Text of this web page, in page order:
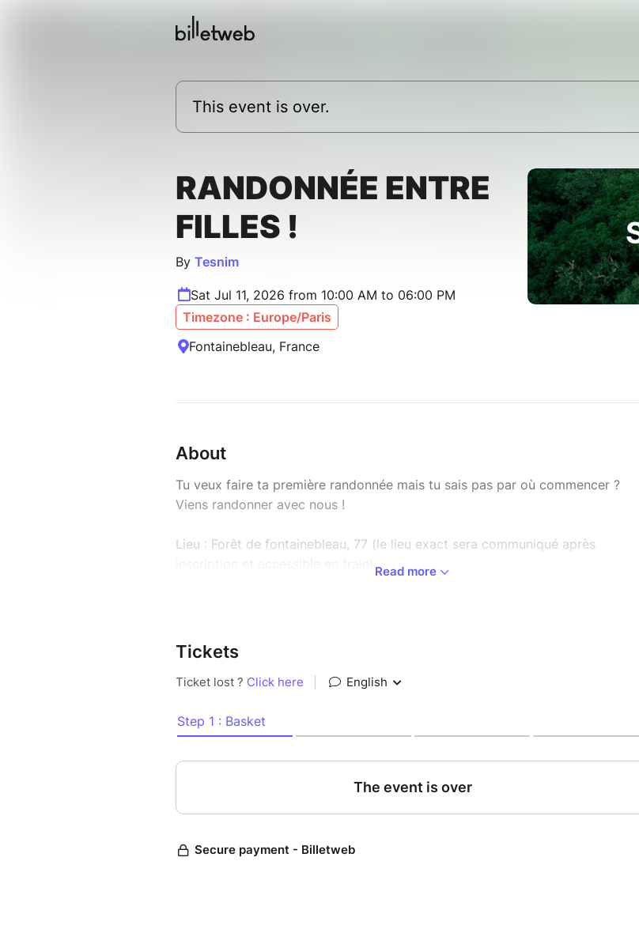
This event is over.
RANDONNÉE ENTRE
FILLES !
By Tesnim
Sat Jul 11, 2026 from 10:00 AM to 06:00 PM
Timezone : Europe/Paris
Fontainebleau, France
About
Tu veux faire ta première randonnée mais tu sais pas par où commencer ?
Viens randonner avec nous !
Lieu : Forêt de fontainebleau, 77 (le lieu exact sera communiqué après
Niveau : Accessible à tous les niveaux !
EXCLUSIVEMENT entre filles ! ✨
Toutes les informations complémentaires seront partagées après ton
inscription
⚠️ Places limitées, pas de remboursements possibles.
Read more
Tickets